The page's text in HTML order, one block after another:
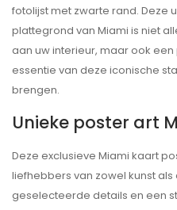
fotolijst met zwarte rand. Deze
plattegrond van Miami is niet
aan uw interieur, maar ook
essentie van deze iconische
brengen.
Unieke poster art
Deze exclusieve Miami kaart
liefhebbers van zowel kunst
geselecteerde details en een